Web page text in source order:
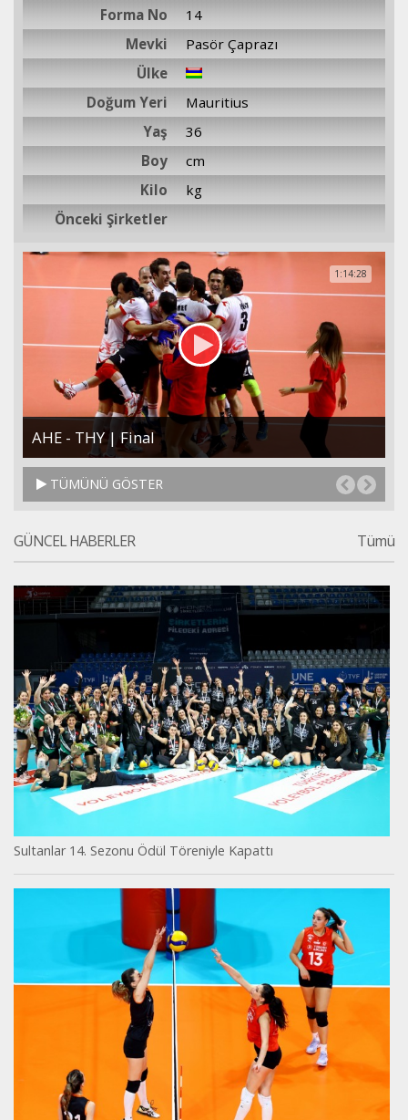
Forma No
14
Mevki
Pasör Çaprazı
Ülke
Doğum Yeri
Mauritius
Yaş
36
Boy
cm
Kilo
kg
Önceki Şirketler
AHE - THY | Final
1:14:28
TÜMÜNÜ GÖSTER
GÜNCEL HABERLER Tümü
Sultanlar 14. Sezonu Ödül Töreniyle Kapattı